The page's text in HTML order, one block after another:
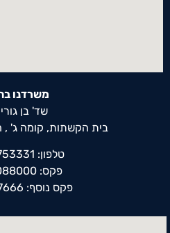
משרדנו
שד' בן גוריון
בית הקשתות, קומה ג' ,
טלפון: 073-3753331
פקס: 077-2088000
פקס נוסף: 04-8537666